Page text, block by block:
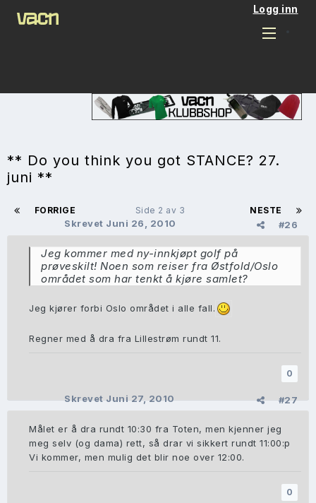
Logg inn
** Do you think you got STANCE? 27.
juni **
FORRIGE NESTE
Side 2 av 3
#26
Skrevet Juni 26, 2010
Jeg kommer med ny-innkjøpt golf på
prøveskilt! Noen som reiser fra Østfold/Oslo
området som har tenkt å kjøre samlet?
Jeg kjører forbi Oslo området i alle fall.
Regner med å dra fra Lillestrøm rundt 11.
0
#27
SkrevetJuni 27, 2010
Målet er å dra rundt 10:30 fra Toten, men kjenner jeg
meg selv (og dama) rett, så drar vi sikkert rundt 11:00:p
Vi kommer, men mulig det blir noe over 12:00.
0